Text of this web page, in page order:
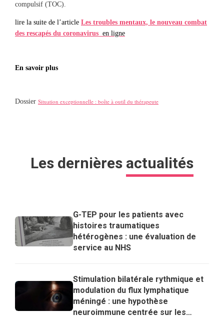
compulsif (TOC).
lire la suite de l’article Les troubles mentaux, le nouveau combat
des rescapés du coronavirus en ligne
En savoir plus
Dossier Situation exceptionnelle : boîte à outil du thérapeute
Les dernières actualités
G-TEP pour les patients avec
histoires traumatiques
hétérogènes : une évaluation de
service au NHS
Stimulation bilatérale rythmique et
modulation du flux lymphatique
méningé : une hypothèse
neuroimmune centrée sur les